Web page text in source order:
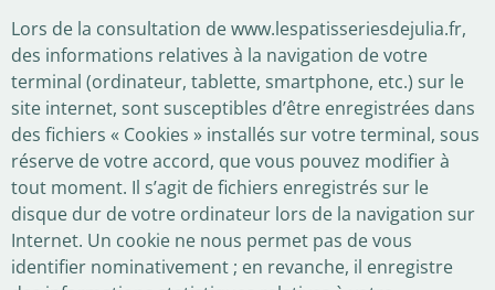
Lors de la consultation de www.lespatisseriesdejulia.fr,
des informations relatives à la navigation de votre
terminal (ordinateur, tablette, smartphone, etc.) sur le
site internet, sont susceptibles d’être enregistrées dans
des fichiers « Cookies » installés sur votre terminal, sous
réserve de votre accord, que vous pouvez modifier à
tout moment. Il s’agit de fichiers enregistrés sur le
disque dur de votre ordinateur lors de la navigation sur
Internet. Un cookie ne nous permet pas de vous
identifier nominativement ; en revanche, il enregistre